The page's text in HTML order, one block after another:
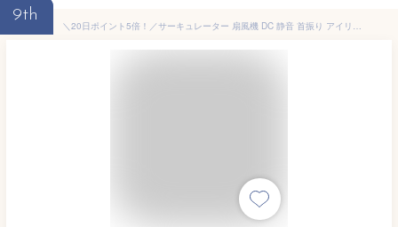
9th
＼20日ポイント5倍！／サーキュレーター 扇風機 DC 静音 首振り アイリスオーヤマJET 15cm 送料無料 DCモーター ボール型 左右首振り 扇風機 冷房 送風 静音 首ふり 空気循環 部屋干し涼しい 風 暖房 PCF-SDC15T